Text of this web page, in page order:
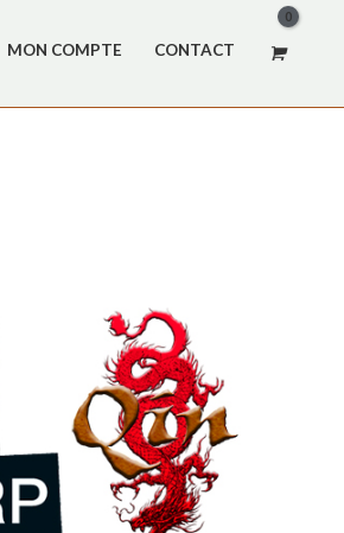
MON COMPTE CONTACT